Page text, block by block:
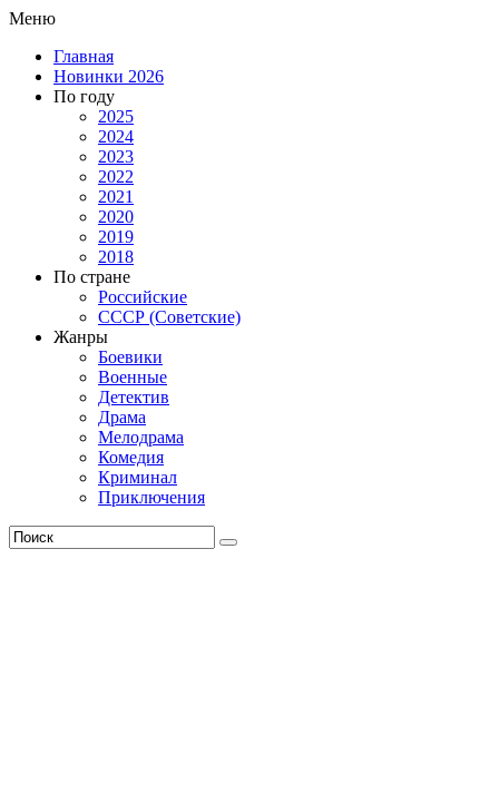
Меню
Главная
Новинки 2026
По году
2025
2024
2023
2022
2021
2020
2019
2018
По стране
Российские
СССР (Советские)
Жанры
Боевики
Военные
Детектив
Драма
Мелодрама
Комедия
Криминал
Приключения